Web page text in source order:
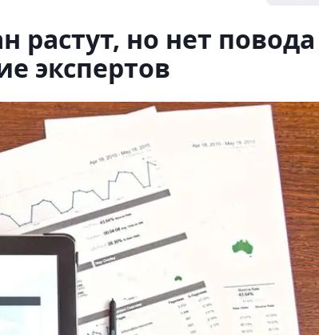
растут, но нет повода
экспертов